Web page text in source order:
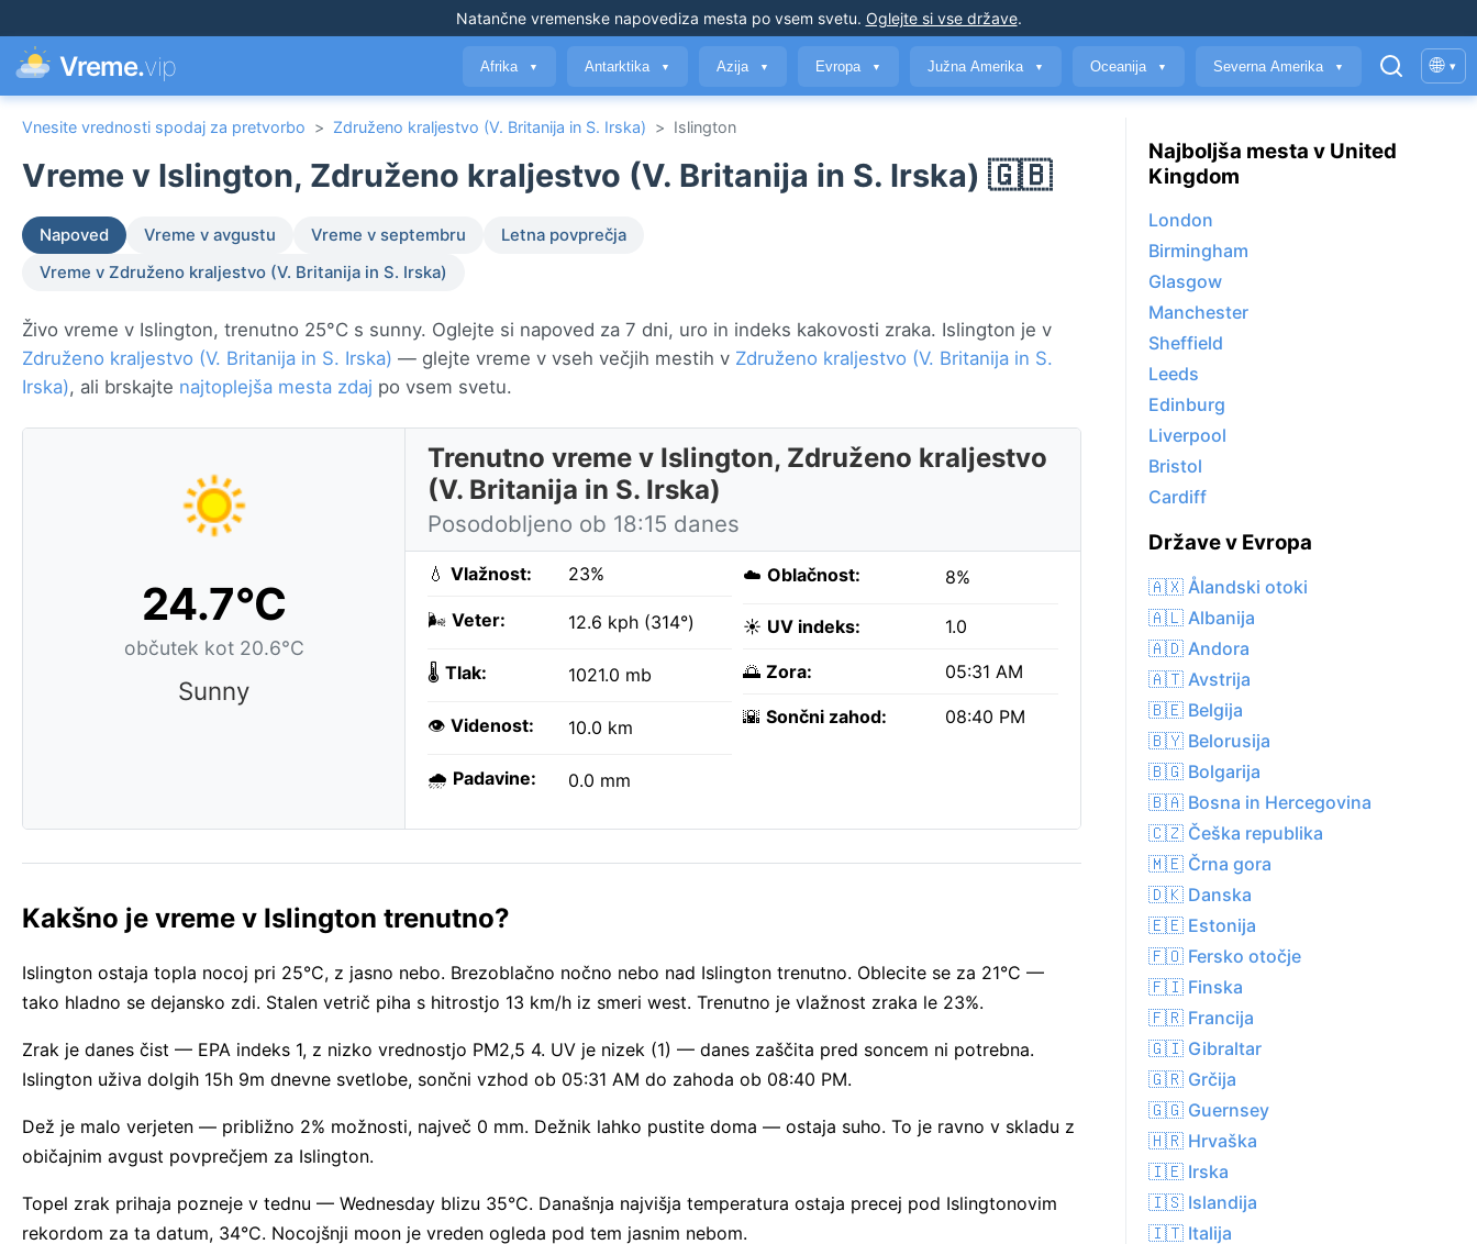
Natančne vremenske napovediza mesta po vsem svetu. Oglejte si vse države.
Vreme.vip Afrika ▼ Antarktika ▼ Azija ▼ Evropa ▼ Južna Amerika ▼ Oceanija ▼ Severna Amerika ▼ 🌐 ▾
Vnesite vrednosti spodaj za pretvorbo > Združeno kraljestvo (V. Britanija in S. Irska) > Islington
Vreme v Islington, Združeno kraljestvo (V. Britanija in S. Irska) 🇬🇧
Napoved Vreme v avgustu Vreme v septembru
Letna povprečja
Vreme v Združeno kraljestvo (V. Britanija in S. Irska)
Živo vreme v Islington, trenutno 25°C s sunny. Oglejte si napoved za 7 dni, uro in indeks kakovosti zraka. Islington je v
Združeno kraljestvo (V. Britanija in S. Irska) — glejte vreme v vseh večjih mestih v Združeno kraljestvo (V. Britanija in S.
Irska), ali brskajte najtoplejša mesta zdaj po vsem svetu.
24.7°C
občutek kot 20.6°C
Sunny
Trenutno vreme v Islington, Združeno kraljestvo
(V. Britanija in S. Irska)
Posodobljeno ob 18:15 danes
💧 Vlažnost: 23%
🌬️ Veter: 12.6 kph (314°)
🌡️ Tlak: 1021.0 mb
👁️ Videnost: 10.0 km
🌧️ Padavine: 0.0 mm
☁️ Oblačnost: 8%
☀️ UV indeks: 1.0
🌅 Zora: 05:31 AM
🌇 Sončni zahod: 08:40 PM
Kakšno je vreme v Islington trenutno?
Islington ostaja topla nocoj pri 25°C, z jasno nebo. Brezoblačno nočno nebo nad Islington trenutno. Oblecite se za 21°C —
tako hladno se dejansko zdi. Stalen vetrič piha s hitrostjo 13 km/h iz smeri west. Trenutno je vlažnost zraka le 23%.
Zrak je danes čist — EPA indeks 1, z nizko vrednostjo PM2,5 4. UV je nizek (1) — danes zaščita pred soncem ni potrebna.
Islington uživa dolgih 15h 9m dnevne svetlobe, sončni vzhod ob 05:31 AM do zahoda ob 08:40 PM.
Dež je malo verjeten — približno 2% možnosti, največ 0 mm. Dežnik lahko pustite doma — ostaja suho. To je ravno v skladu z
običajnim avgust povprečjem za Islington.
Topel zrak prihaja pozneje v tednu — Wednesday blizu 35°C. Današnja najvišja temperatura ostaja precej pod Islingtonovim
rekordom za ta datum, 34°C. Nocojšnji moon je vreden ogleda pod tem jasnim nebom.
Najboljša mesta v United
Kingdom
London
Birmingham
Glasgow
Manchester
Sheffield
Leeds
Edinburg
Liverpool
Bristol
Cardiff
Države v Evropa
🇦🇽 Ålandski otoki
🇦🇱 Albanija
🇦🇩 Andora
🇦🇹 Avstrija
🇧🇪 Belgija
🇧🇾 Belorusija
🇧🇬 Bolgarija
🇧🇦 Bosna in Hercegovina
🇨🇿 Češka republika
🇲🇪 Črna gora
🇩🇰 Danska
🇪🇪 Estonija
🇫🇴 Fersko otočje
🇫🇮 Finska
🇫🇷 Francija
🇬🇮 Gibraltar
🇬🇷 Grčija
🇬🇬 Guernsey
🇭🇷 Hrvaška
🇮🇪 Irska
🇮🇸 Islandija
🇮🇹 Italija